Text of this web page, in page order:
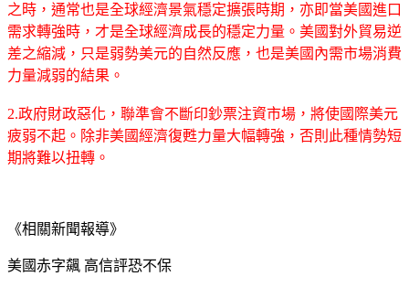
之時，通常也是全球經濟景氣穩定擴張時期，亦即當美國進口
需求轉強時，才是全球經濟成長的穩定力量。美國對外貿易逆
差之縮減，只是弱勢美元的自然反應，也是美國內需市場消費
力量減弱的結果。
2.政府財政惡化，聯準會不斷印鈔票注資市場，將使國際美元
疲弱不起。除非美國經濟復甦力量大幅轉強，否則此種情勢短
期將難以扭轉。
《相關新聞報導》
美國赤字飆 高信評恐不保